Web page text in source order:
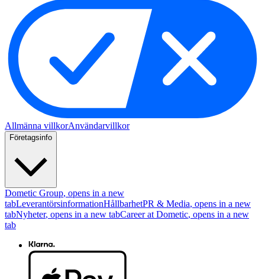
Allmänna villkorAnvändarvillkor
Företagsinfo
Dometic Group, opens in a new
tabLeverantörsinformationHållbarhetPR & Media, opens in a new
tabNyheter, opens in a new tabCareer at Dometic, opens in a new
tab